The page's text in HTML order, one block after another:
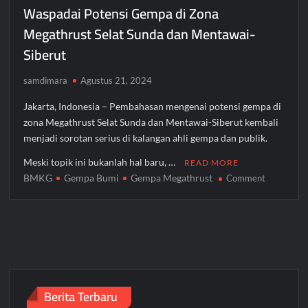
Waspadai Potensi Gempa di Zona
Megathrust Selat Sunda dan Mentawai-
Siberut
samdimara Agustus 21, 2024
Jakarta, Indonesia – Pembahasan mengenai potensi gempa di
zona Megathrust Selat Sunda dan Mentawai-Siberut kembali
menjadi sorotan serius di kalangan ahli gempa dan publik.
Meski topik ini bukanlah hal baru, … READ MORE
BMKG Gempa Bumi Gempa Megathrust Commenton
Berita Terbaru